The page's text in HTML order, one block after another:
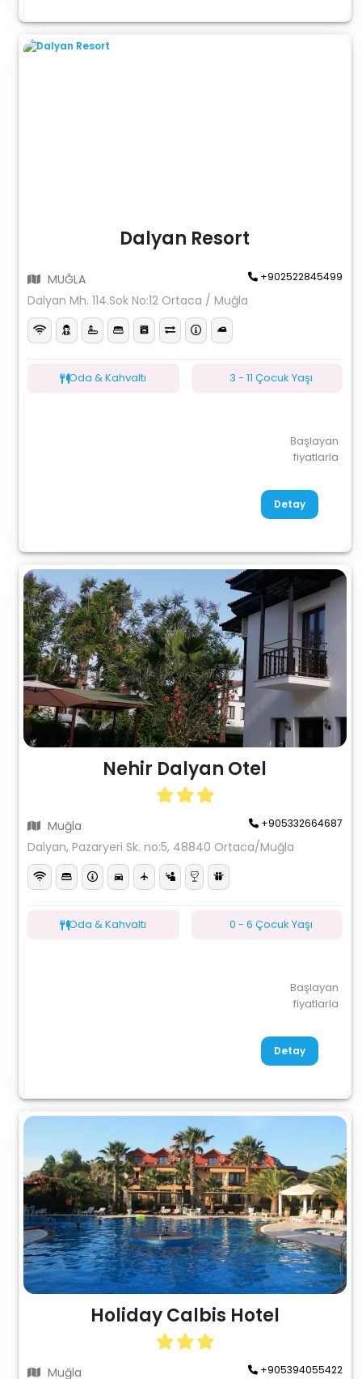
Dalyan Resort
MUĞLA +902522845499
Dalyan Mh. 114.Sok No:12 Ortaca / Muğla
Oda & Kahvaltı 3 - 11 Çocuk Yaşı
Başlayan
fiyatlarla
Detay
Nehir Dalyan Otel
Muğla +905332664687
Dalyan, Pazaryeri Sk. no:5, 48840 Ortaca/Muğla
Oda & Kahvaltı 0 - 6 Çocuk Yaşı
Başlayan
fiyatlarla
Detay
Holiday Calbis Hotel
Muğla +905394055422